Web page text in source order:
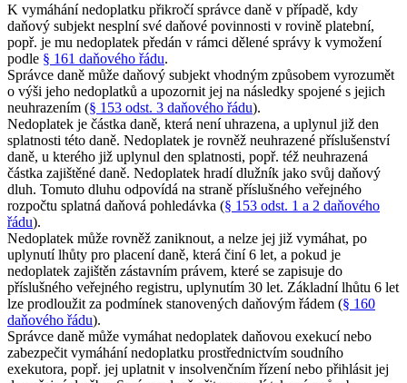
K vymáhání nedoplatku přikročí správce daně v případě, kdy
daňový subjekt nesplní své daňové povinnosti v rovině platební,
popř. je mu nedoplatek předán v rámci dělené správy k vymožení
podle § 161 daňového řádu.
Správce daně může daňový subjekt vhodným způsobem vyrozumět
o výši jeho nedoplatků a upozornit jej na následky spojené s jejich
neuhrazením (§ 153 odst. 3 daňového řádu).
Nedoplatek je částka daně, která není uhrazena, a uplynul již den
splatnosti této daně. Nedoplatek je rovněž neuhrazené příslušenství
daně, u kterého již uplynul den splatnosti, popř. též neuhrazená
částka zajištěné daně. Nedoplatek hradí dlužník jako svůj daňový
dluh. Tomuto dluhu odpovídá na straně příslušného veřejného
rozpočtu splatná daňová pohledávka (§ 153 odst. 1 a 2 daňového
řádu).
Nedoplatek může rovněž zaniknout, a nelze jej již vymáhat, po
uplynutí lhůty pro placení daně, která činí 6 let, a pokud je
nedoplatek zajištěn zástavním právem, které se zapisuje do
příslušného veřejného registru, uplynutím 30 let. Základní lhůtu 6 let
lze prodloužit za podmínek stanovených daňovým řádem (§ 160
daňového řádu).
Správce daně může vymáhat nedoplatek daňovou exekucí nebo
zabezpečit vymáhání nedoplatku prostřednictvím soudního
exekutora, popř. jej uplatnit v insolvenčním řízení nebo přihlásit jej